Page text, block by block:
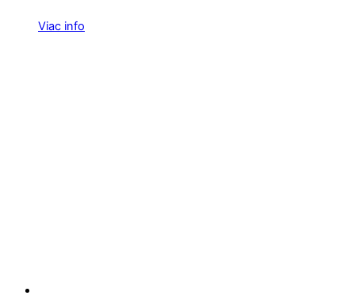
Viac info